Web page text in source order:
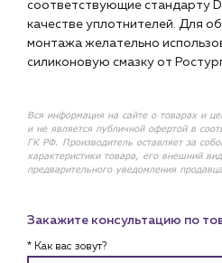
соответствующие стандарту
качестве уплотнителей. Для
монтажа желательно
силиконовую смазку от
Вся информация на сайте о товарах и
и не является публичной офертой в
ГК РФ. Производитель оставляет за
характеристики товара, его внешний
предварительного уведомления продавца
Закажите консультацию по
* Как вас зовут?